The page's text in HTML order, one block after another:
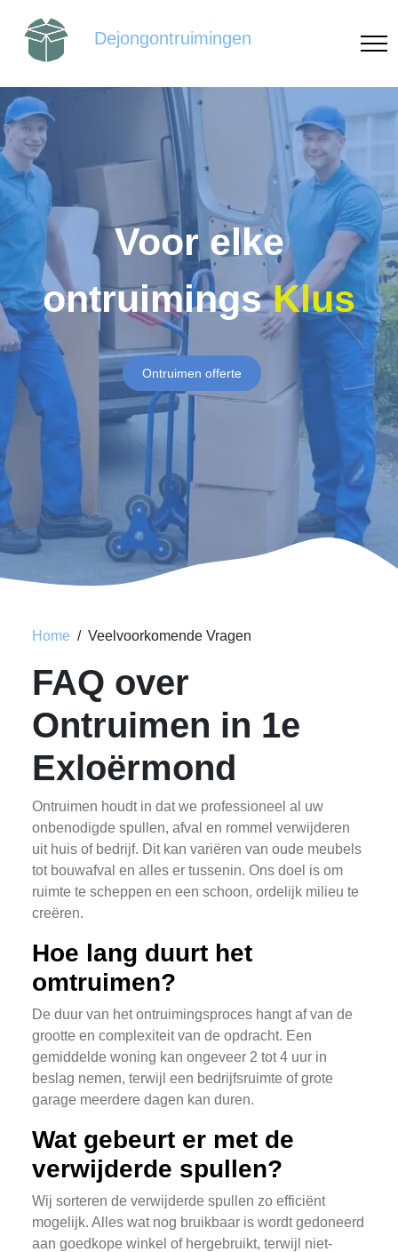
Dejongontruimingen
Voor elke
ontruimingsKlus
Ontruimen offerte
Home Veelvoorkomende Vragen
FAQ over
Ontruimen in 1e
Exloërmond
Ontruimen houdt in dat we professioneel al uw
onbenodigde spullen, afval en rommel verwijderen
uit huis of bedrijf. Dit kan variëren van oude meubels
tot bouwafval en alles er tussenin. Ons doel is om
ruimte te scheppen en een schoon, ordelijk milieu te
creëren.
Hoe lang duurt het
omtruimen?
De duur van het ontruimingsproces hangt af van de
grootte en complexiteit van de opdracht. Een
gemiddelde woning kan ongeveer 2 tot 4 uur in
beslag nemen, terwijl een bedrijfsruimte of grote
garage meerdere dagen kan duren.
Wat gebeurt er met de
verwijderde spullen?
Wij sorteren de verwijderde spullen zo efficiënt
mogelijk. Alles wat nog bruikbaar is wordt gedoneerd
aan goedkope winkel of hergebruikt, terwijl niet-